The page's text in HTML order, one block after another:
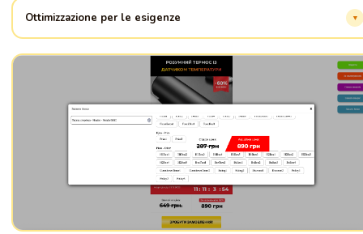
Ottimizzazione per le esigenze